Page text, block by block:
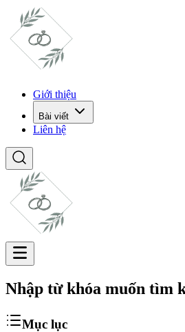
Giới thiệu
Bài viết
Liên hệ
Nhập từ khóa muốn tìm
Mục lục